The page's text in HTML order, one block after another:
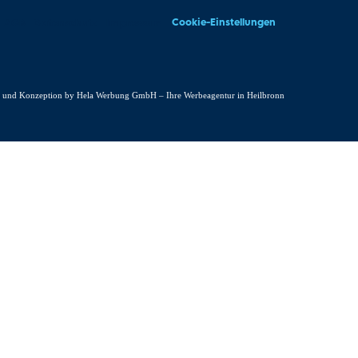
Cookie-Einstellungen
und Konzeption by Hela Werbung GmbH – Ihre Werbeagentur in Heilbronn